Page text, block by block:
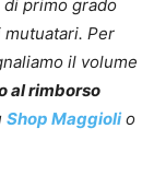
primo grado
Per
il volume
al rimborso
Shop Maggiolio